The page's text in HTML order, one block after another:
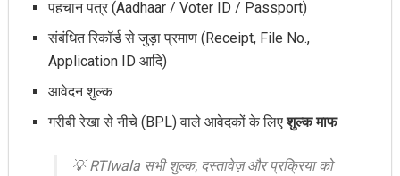
पहचान पत्र (Aadhaar / Voter ID / Passport)
संबंधित रिकॉर्ड से जुड़ा प्रमाण (Receipt, File No.,
Application ID आदि)
आवेदन शुल्क
गरीबी रेखा से नीचे (BPL) वाले आवेदकों के लिएशुल्क माफ
💡 RTIwala सभी शुल्क, दस्तावेज़ और प्रक्रिया को